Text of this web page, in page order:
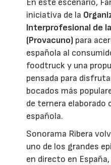
iniciativa de la
Interprofesional de
(Provacuno) para
española al
foodtruck y una
pensada para
bocados más
de ternera elaborado
española.
Sonorama Ribera
uno de los grandes
en directo en